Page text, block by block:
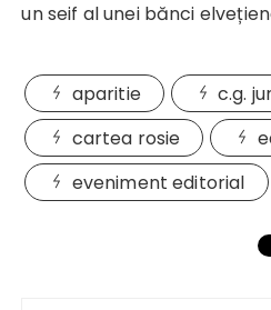
un seif al unei bănci
aparitie
c.g.
cartea rosie
eveniment editorial